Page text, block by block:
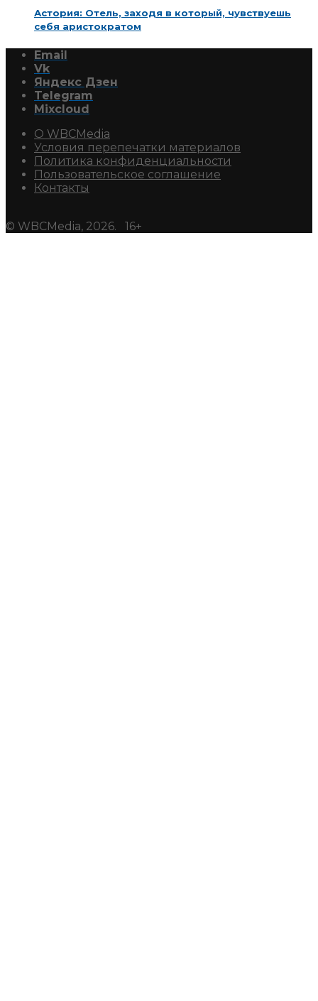
Астория: Отель, заходя в который, чувствуешь
себя аристократом
Email
Vk
Яндекс Дзен
Telegram
Mixcloud
О WBCMedia
Условия перепечатки материалов
Политика конфиденциальности
Пользовательское соглашение
Контакты
© WBCMedia, 2026. 16+